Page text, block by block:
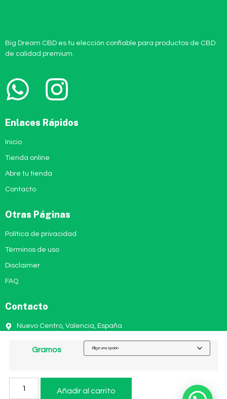
Gramos
Añadir al carrito
Big Dream CBD es tu elección confiable para productos de CBD
de calidad premium.
Enlaces Rápidos
Inicio
Tienda online
Abre tu tienda
Contacto
Otras Páginas
Política de privacidad
Términos de uso
Disclaimer
FAQ
Contacto
Nuevo Centro, Valencia, España
info@bigdreamcbd.com
Copyright © 2024. Todos los derechos reservados